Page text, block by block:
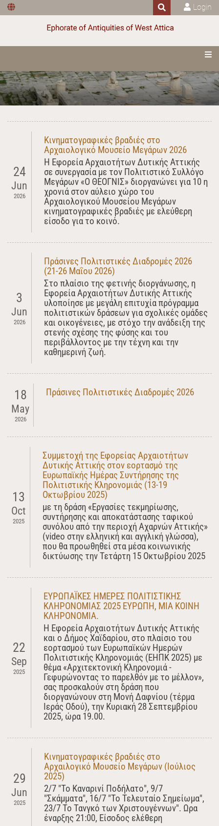
Login
24
Jun
2026
Κινηματογραφικές βραδιές στο
Αρχαιολογικό Μουσείο Μεγάρων 2026
Η Εφορεία Αρχαιοτήτων Δυτικής Αττικής
σε συνεργασία με τον Πολιτιστικό Συλλόγο
Μεγάρων «Ο ΘΕΟΓΝΙΣ» διοργανώνει για 10 η
χρονιά στον αύλειο χώρο του
Αρχαιολογικού Μουσείου Μεγάρων
κινηματογραφικές βραδιές με ελεύθερη
είσοδο για το κοινό.
3
Jun
2026
Πράσινες Πολιτιστικές Διαδρομές 2026
(21-26 Μαΐου 2026)
Στο πλαίσιο της φετινής διοργάνωσης, η
Εφορεία Αρχαιοτήτων Δυτικής Αττικής
υλοποίησε με μεγάλη επιτυχία πρόγραμμα
πολιτιστικών δράσεων για σχολικές ομάδες
και οικογένειες, με στόχο την ανάδειξη της
στενής σχέσης της φύσης και του
περιβάλλοντος με την τέχνη και την
καθημερινή ζωή.
18
May
2026
Πράσινες Πολιτιστικές Διαδρομές 2026
13
Oct
2025
Συμμετοχή της Εφορείας Αρχαιοτήτων
Δυτικής Αττικής στον εορτασμό της
Ευρωπαϊκής Ημέρας Συντήρησης της
Πολιτιστικής Κληρονομιάς (13-19
Οκτωβρίου 2025)
με τη δράση «Εργασίες τεκμηρίωσης,
συντήρησης και αποκατάστασης ταφικού
συνόλου από την περιοχή Αχαρνών Αττικής»
(video στην ελληνική και αγγλική γλώσσα),
που θα προωθηθεί στα μέσα κοινωνικής
δικτύωσης την Τετάρτη 15 Οκτωβρίου 2025
22
Sep
2025
ΕΥΡΩΠΑΪΚΕΣ ΗΜΕΡΕΣ ΠΟΛΙΤΙΣΤΙΚΗΣ
ΚΛΗΡΟΝΟΜΙΑΣ 2025 ΕΥΡΩΠΗ, ΜΙΑ ΚΟΙΝΗ
ΚΛΗΡΟΝΟΜΙΑ.
Η Εφορεία Αρχαιοτήτων Δυτικής Αττικής
και ο Δήμος Χαϊδαρίου, στο πλαίσιο του
εορτασμού των Ευρωπαϊκών Ημερών
Πολιτιστικής Κληρονομιάς (ΕΗΠΚ 2025) με
θέμα «Αρχιτεκτονική Κληρονομιά -
Γεφυρώνοντας το παρελθόν με το μέλλον»,
σας προσκαλούν στη δράση που
διοργανώνουν στη Μονή Δαφνίου (τέρμα
Ιεράς Οδού), την Κυριακή 28 Σεπτεμβρίου
2025, ώρα 19.00.
29
Jun
2025
Κινηματογραφικές βραδιές στο
Αρχαιλογικό Μουσείο Μεγάρων (Ιούλιος
2025)
2/7 "Το Καναρινί Ποδήλατο", 9/7
"Σκάμματα", 16/7 "Το Τελευταίο Σημείωμα",
23/7 Το Τανγκό των Χριστουγέννων". Ωρα
έναρξης 21:00, Είσοδος ελέθερη